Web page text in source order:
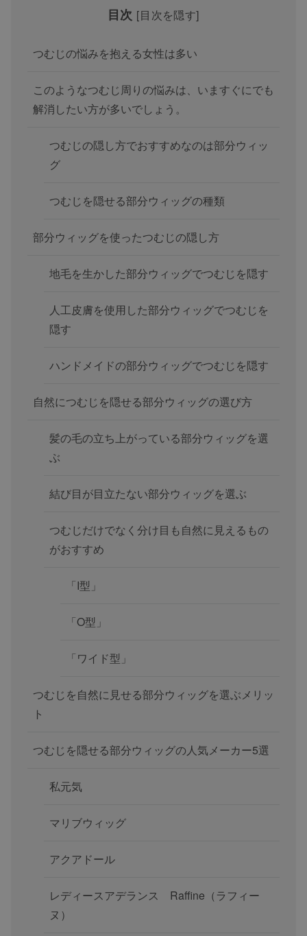
目次 [目次を隠す]
つむじの悩みを抱える女性は多い
このようなつむじ周りの悩みは、いますぐにでも
解消したい方が多いでしょう。
つむじの隠し方でおすすめなのは部分ウィッ
グ
つむじを隠せる部分ウィッグの種類
部分ウィッグを使ったつむじの隠し方
地毛を生かした部分ウィッグでつむじを隠す
人工皮膚を使用した部分ウィッグでつむじを
隠す
ハンドメイドの部分ウィッグでつむじを隠す
自然につむじを隠せる部分ウィッグの選び方
髪の毛の立ち上がっている部分ウィッグを選
ぶ
結び目が目立たない部分ウィッグを選ぶ
つむじだけでなく分け目も自然に見えるもの
がおすすめ
「I型」
「O型」
「ワイド型」
つむじを自然に見せる部分ウィッグを選ぶメリッ
ト
つむじを隠せる部分ウィッグの人気メーカー5選
私元気
マリブウィッグ
アクアドール
レディースアデランス Raffine（ラフィー
ヌ）